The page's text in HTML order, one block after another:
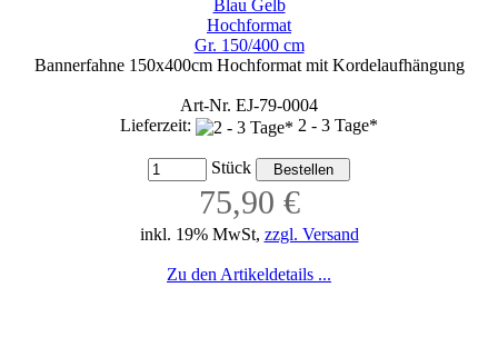
Blau Gelb
Hochformat
Gr. 150/400 cm
Bannerfahne 150x400cm Hochformat mit Kordelaufhängung
Art-Nr. EJ-79-0004
Lieferzeit:
2 - 3 Tage*
Stück
75,90 €
inkl. 19% MwSt, zzgl. Versand
Zu den Artikeldetails ...